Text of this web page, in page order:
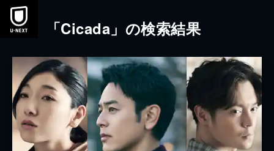
本文へスキップ
「Cicada」の検索結果